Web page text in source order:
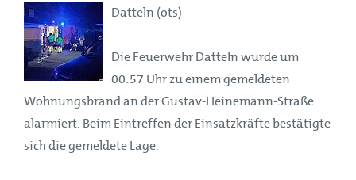
Datteln (ots) -
Die Feuerwehr Datteln wurde um
00:57 Uhr zu einem gemeldeten
Wohnungsbrand an der Gustav-Heinemann-Straße
alarmiert. Beim Eintreffen der Einsatzkräfte bestätigte
sich die gemeldete Lage.